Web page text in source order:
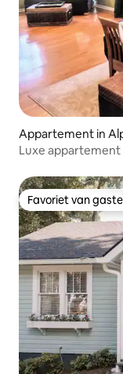
Appartement in
Luxe appartement
Favoriet van
Favoriet van